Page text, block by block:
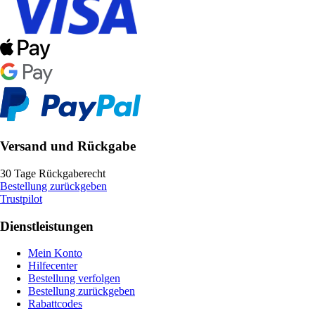
Versand und Rückgabe
30 Tage Rückgaberecht
Bestellung zurückgeben
Trustpilot
Dienstleistungen
Mein Konto
Hilfecenter
Bestellung verfolgen
Bestellung zurückgeben
Rabattcodes